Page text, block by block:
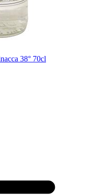
38° 70cl